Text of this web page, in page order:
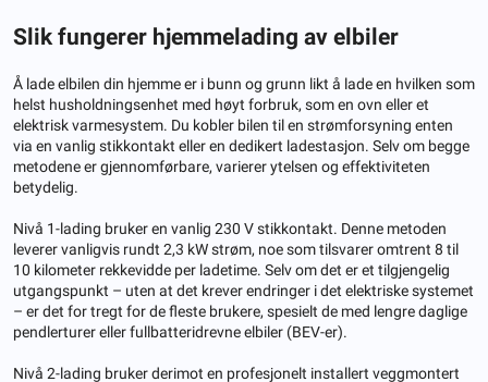
Slik fungerer hjemmelading av elbiler
Å lade elbilen din hjemme er i bunn og grunn likt å lade en hvilken som
helst husholdningsenhet med høyt forbruk, som en ovn eller et
elektrisk varmesystem. Du kobler bilen til en strømforsyning enten
via en vanlig stikkontakt eller en dedikert ladestasjon. Selv om begge
metodene er gjennomførbare, varierer ytelsen og effektiviteten
betydelig.
Nivå 1-lading bruker en vanlig 230 V stikkontakt. Denne metoden
leverer vanligvis rundt 2,3 kW strøm, noe som tilsvarer omtrent 8 til
10 kilometer rekkevidde per ladetime. Selv om det er et tilgjengelig
utgangspunkt – uten at det krever endringer i det elektriske systemet
– er det for tregt for de fleste brukere, spesielt de med lengre daglige
pendlerturer eller fullbatteridrevne elbiler (BEV-er).
Nivå 2-lading bruker derimot en profesjonelt installert veggmontert